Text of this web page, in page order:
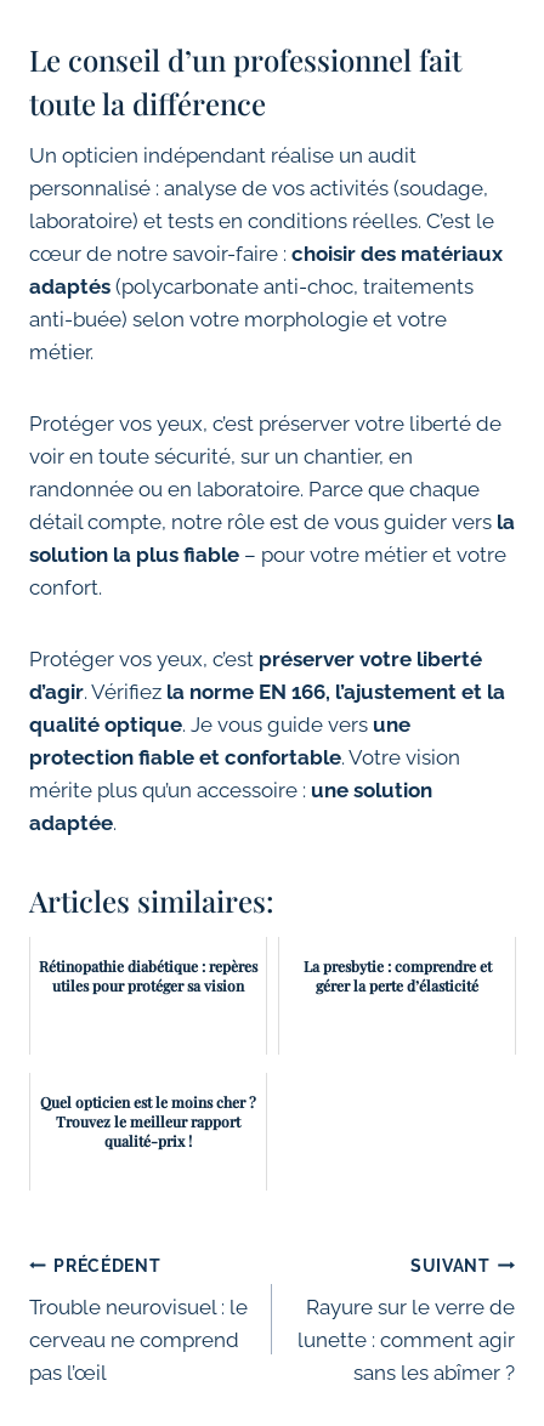
Le conseil d’un professionnel fait
toute la différence
Un opticien indépendant réalise un audit
personnalisé : analyse de vos activités (soudage,
laboratoire) et tests en conditions réelles. C’est le
cœur de notre savoir-faire : choisir des matériaux
adaptés (polycarbonate anti-choc, traitements
anti-buée) selon votre morphologie et votre
métier.
Protéger vos yeux, c’est préserver votre liberté de
voir en toute sécurité, sur un chantier, en
randonnée ou en laboratoire. Parce que chaque
détail compte, notre rôle est de vous guider vers la
solution la plus fiable – pour votre métier et votre
confort.
Protéger vos yeux, c’est préserver votre liberté
d’agir. Vérifiez la norme EN 166, l’ajustement et la
qualité optique. Je vous guide vers une
protection fiable et confortable. Votre vision
mérite plus qu’un accessoire : une solution
adaptée.
Articles similaires:
Rétinopathie diabétique : repères
utiles pour protéger sa vision
La presbytie : comprendre et
gérer la perte d’élasticité
Quel opticien est le moins cher ?
Trouvez le meilleur rapport
qualité-prix !
Navigation
de
l’article
PRÉCÉDENT
Trouble neurovisuel : le
cerveau ne comprend
pas l’œil
SUIVANT
Rayure sur le verre de
lunette : comment agir
sans les abîmer ?